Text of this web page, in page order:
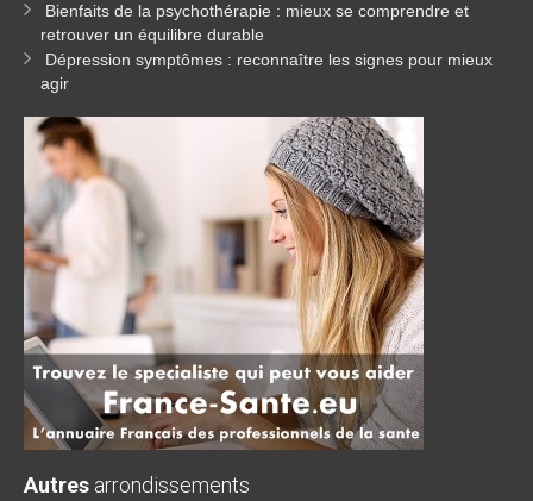
Bienfaits de la psychothérapie : mieux se comprendre et
retrouver un équilibre durable
Dépression symptômes : reconnaître les signes pour mieux
agir
Autres arrondissements